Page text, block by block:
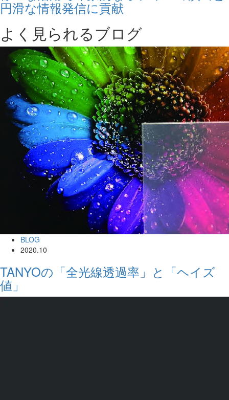
円滑な情報発信に貢献
よく見られるブログ
BLOG
2020.10
TANYOの「全光線透過率」と「ヘイズ
値」